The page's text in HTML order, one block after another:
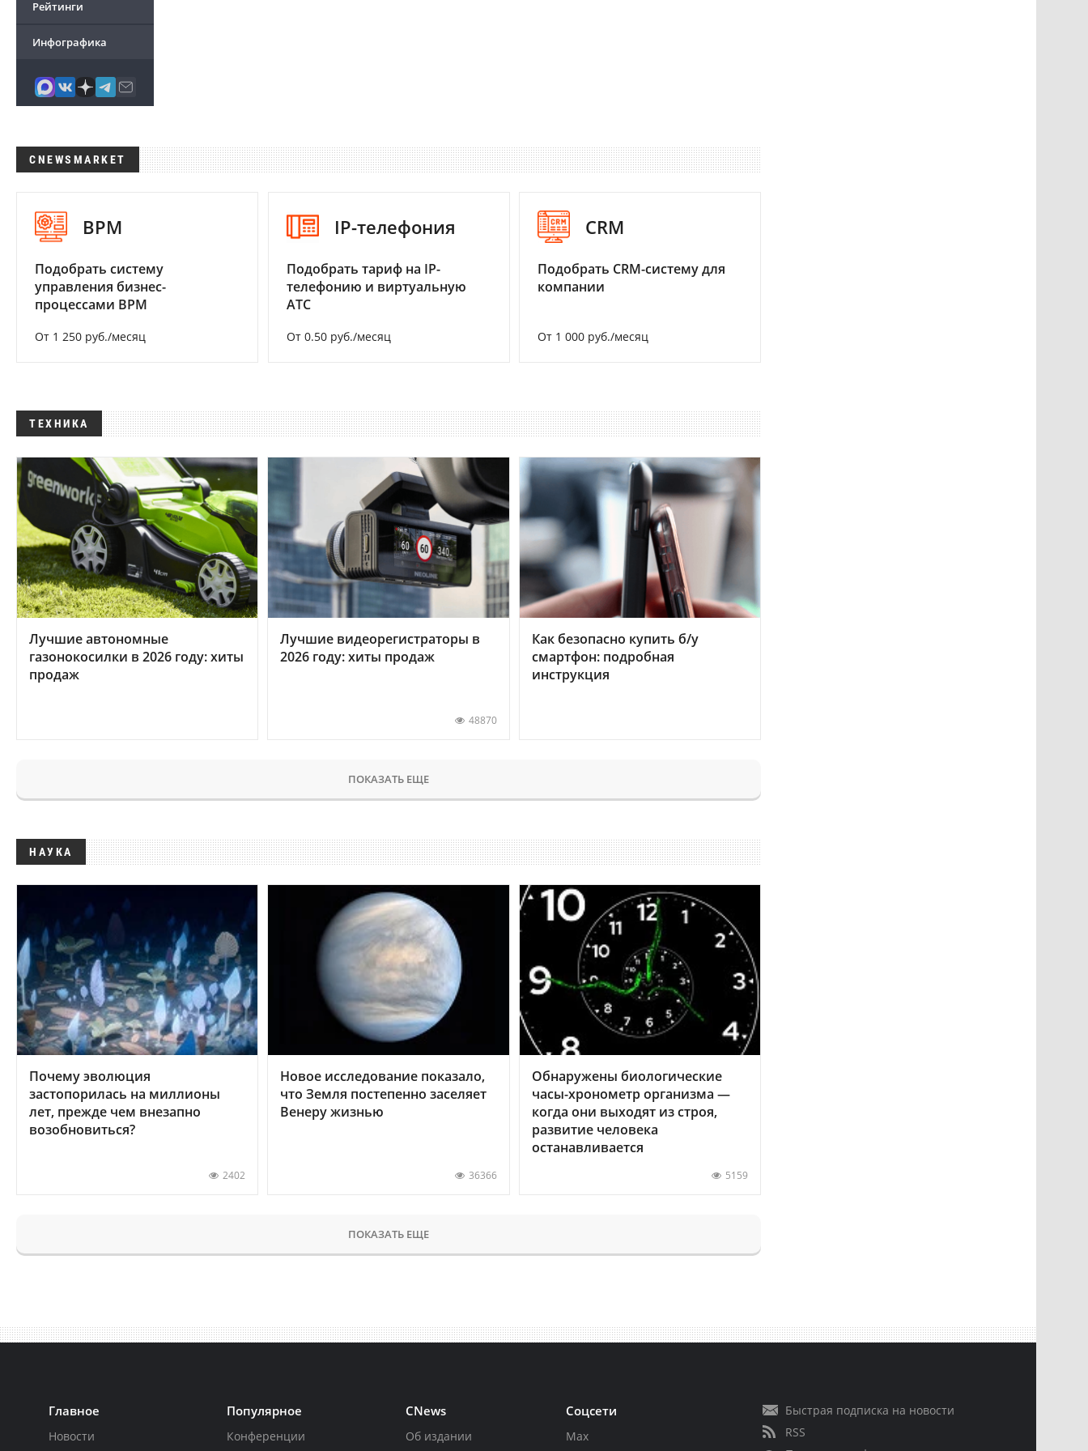
Рейтинги
Инфографика
CNEWSMARKET
BPM
Подобрать систему
управления бизнес-
процессами BPM
От 1 250 руб./месяц
IP-телефония
Подобрать тариф на IP-
телефонию и виртуальную
АТС
От 0.50 руб./месяц
CRM
Подобрать CRM-систему для
компании
От 1 000 руб./месяц
ТЕХНИКА
Лучшие автономные
газонокосилки в 2026 году: хиты
продаж
Лучшие видеорегистраторы в
2026 году: хиты продаж
48870
Как безопасно купить б/у
смартфон: подробная
инструкция
ПОКАЗАТЬ ЕЩЕ
НАУКА
Почему эволюция
застопорилась на миллионы
лет, прежде чем внезапно
возобновиться?
2402
Новое исследование показало,
что Земля постепенно заселяет
Венеру жизнью
36366
Обнаружены биологические
часы-хронометр организма —
когда они выходят из строя,
развитие человека
останавливается
5159
ПОКАЗАТЬ ЕЩЕ
Главное
Новости
Популярное
Конференции
CNews
Об издании
Соцсети
Max
Быстрая подписка на новости
RSS